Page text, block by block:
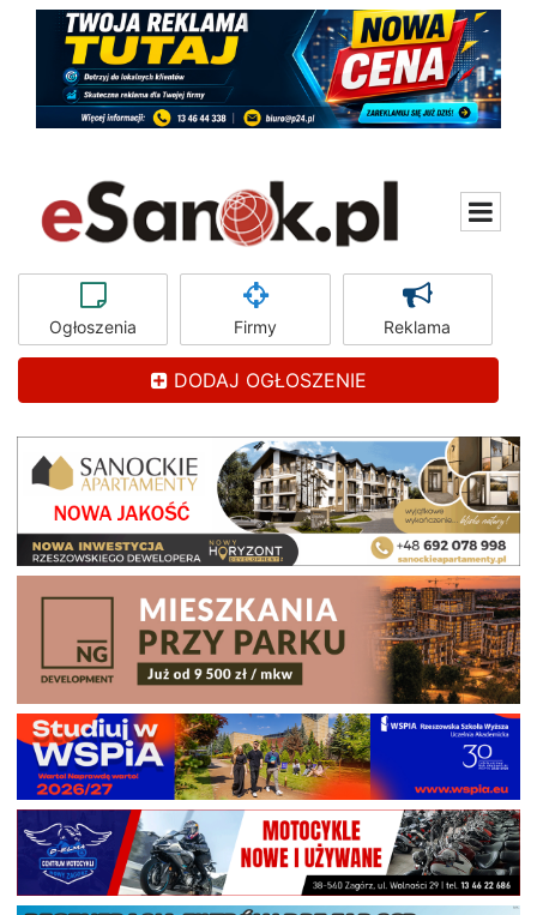
Ogłoszenia Firmy Reklama
DODAJ OGŁOSZENIE